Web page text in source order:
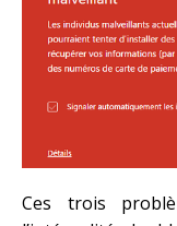
Ces trois